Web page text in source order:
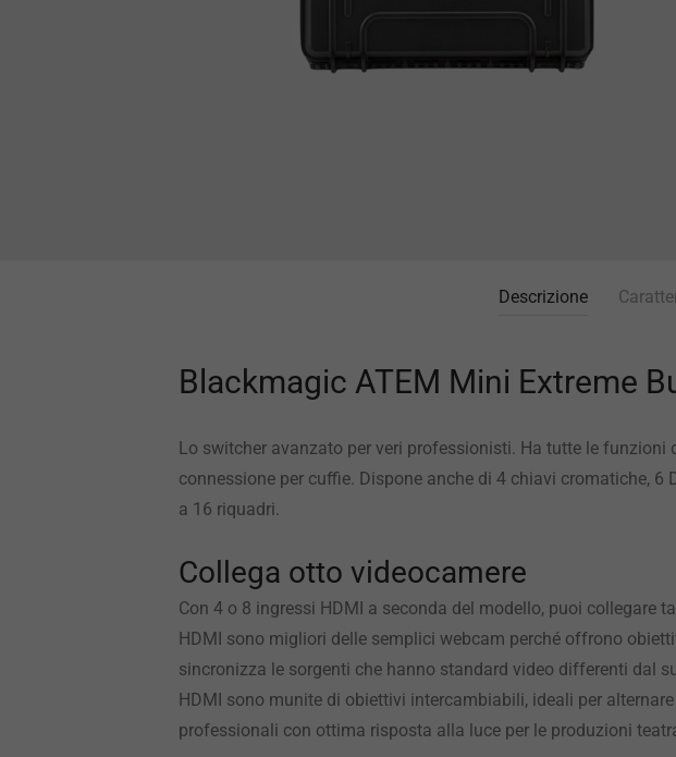
Descrizione
Blackmagic ATEM Mini Extreme
Lo switcher avanzato per veri professionisti. Ha tutte le funzioni
connessione per cuffie. Dispone anche di 4 chiavi cromatiche,
a 16 riquadri.
Collega otto videocamere
Con 4 o 8 ingressi HDMI a seconda del modello, puoi collegare
HDMI sono migliori delle semplici webcam perché offrono
sincronizza le sorgenti che hanno standard video differenti dal
HDMI sono munite di obiettivi intercambiabili, ideali per
professionali con ottima risposta alla luce per le produzioni